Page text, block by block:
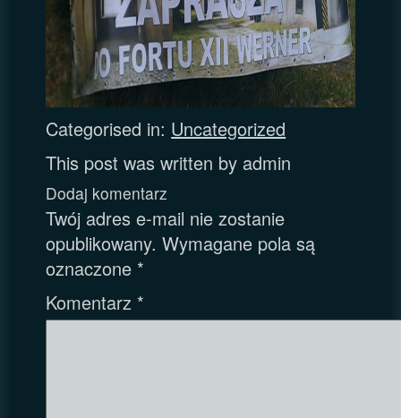
Categorised in: Uncategorized
This post was written by admin
Dodaj komentarz
Twój adres e-mail nie zostanie
opublikowany. Wymagane pola są
oznaczone *
Komentarz *